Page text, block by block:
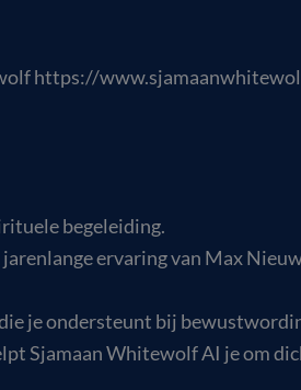
https://
begeleiding.
ervaring van Max
je ondersteunt bij
Sjamaan Whitewolf AI je om